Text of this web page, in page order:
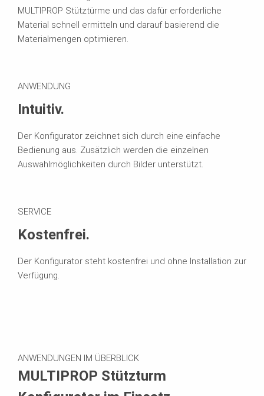
MULTIPROP Stütztürme und das dafür erforderliche
Material schnell ermitteln und darauf basierend die
Materialmengen optimieren.
ANWENDUNG
Intuitiv.
Der Konfigurator zeichnet sich durch eine einfache
Bedienung aus. Zusätzlich werden die einzelnen
Auswahlmöglichkeiten durch Bilder unterstützt.
SERVICE
Kostenfrei.
Der Konfigurator steht kostenfrei und ohne Installation zur
Verfügung.
ANWENDUNGEN IM ÜBERBLICK
MULTIPROP Stützturm